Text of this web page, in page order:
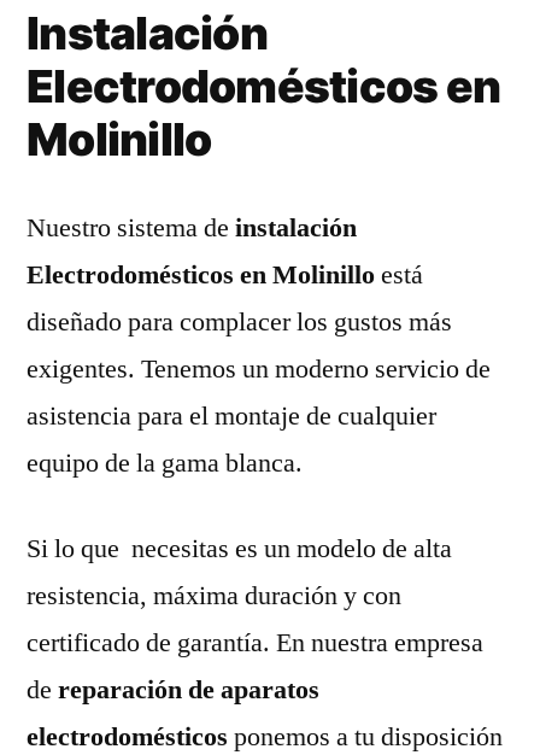
Instalación
Electrodomésticos en
Molinillo
Nuestro sistema de instalación
Electrodomésticos en Molinilloestá
diseñado para complacer los gustos más
exigentes. Tenemos un moderno servicio de
asistencia para el montaje de cualquier
equipo de la gama blanca.
Si lo que necesitas es un modelo de alta
resistencia, máxima duración y con
certificado de garantía. En nuestra empresa
de reparación de aparatos
electrodomésticos ponemos a tu disposición